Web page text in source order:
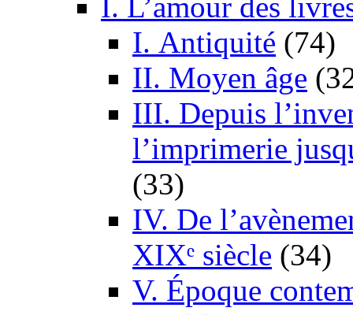
I. Antiquité (74)
II. Moyen âge
III. Depuis
l’imprimerie
(33)
IV. De
XIXᵉ siècle (34)
V. Époque